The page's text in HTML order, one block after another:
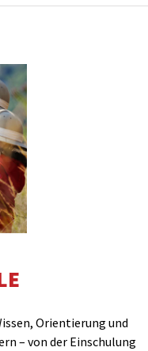
Orientierung und
– von der Einschulung